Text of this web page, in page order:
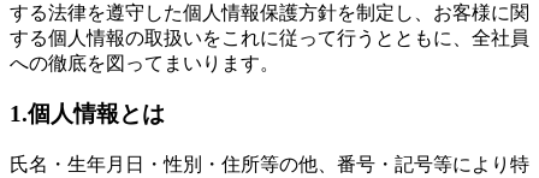
する法律を遵守した個人情報保護方針を制定し、お客様に関
する個人情報の取扱いをこれに従って行うとともに、全社員
への徹底を図ってまいります。
1.個人情報とは
氏名・生年月日・性別・住所等の他、番号・記号等により特